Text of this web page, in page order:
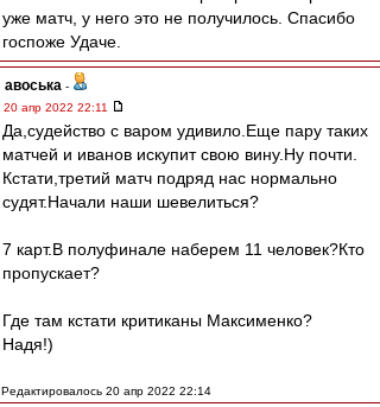
уже матч, у него это не получилось. Спасибо
госпоже Удаче.
авоська -
20 апр 2022 22:11
Да,судейство с варом удивило.Еще пару таких
матчей и иванов искупит свою вину.Ну почти.
Кстати,третий матч подряд нас нормально
судят.Начали наши шевелиться?
7 карт.В полуфинале наберем 11 человек?Кто
пропускает?
Где там кстати критиканы Максименко?
Надя!)
Редактировалось 20 апр 2022 22:14